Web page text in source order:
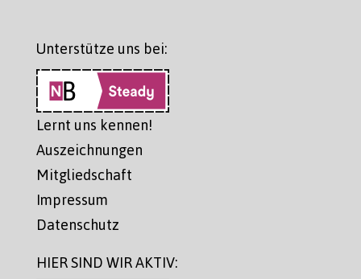
Unterstütze uns bei:
Lernt uns kennen!
Auszeichnungen
Mitgliedschaft
Impressum
Datenschutz
HIER SIND WIR AKTIV: